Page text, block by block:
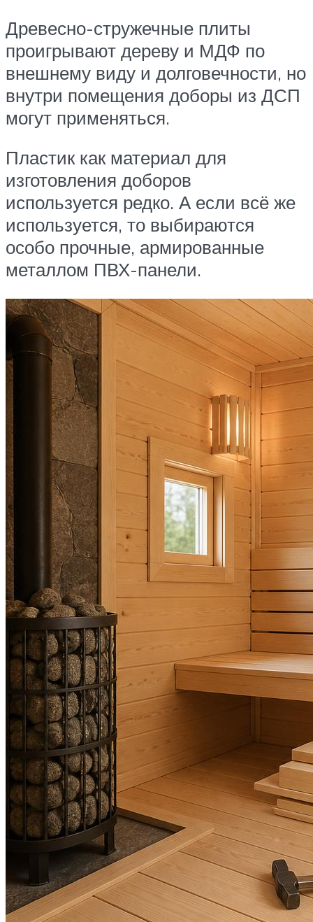
Древесно-стружечные плиты
проигрывают дереву и МДФ по
внешнему виду и долговечности, но
внутри помещения доборы из ДСП
могут применяться.
Пластик как материал для
изготовления доборов
используется редко. А если всё же
используется, то выбираются
особо прочные, армированные
металлом ПВХ-панели.